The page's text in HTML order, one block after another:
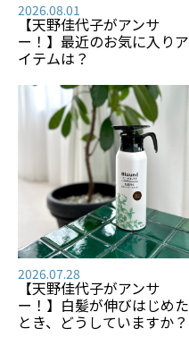
2026.08.01
【天野佳代子がアンサ
ー！】最近のお気に入りア
イテムは？
2026.07.28
【天野佳代子がアンサ
ー！】白髪が伸びはじめた
とき、どうしていますか？